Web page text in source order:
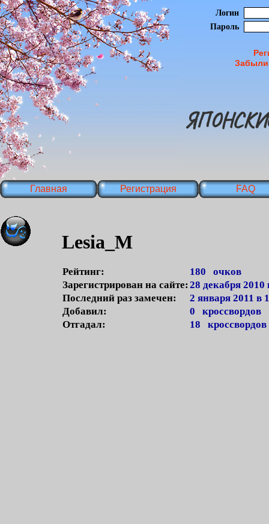
Логин
Пароль
Главная Регистрация FAQ
Lesia_M
Рейтинг:
180 очков
Зарегистрирован на сайте: 28 декабря 2010
Последний раз замечен:
2 января 2011 в
Добавил:
0 кроссвордов
Отгадал:
18 кроссвордов